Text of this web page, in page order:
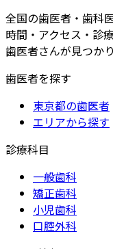
全国の歯医者・歯科
時間・アクセス・診
歯医者さんが見つかり
歯医者を探す
東京都の歯医者
エリアから探す
診療科目
一般歯科
矯正歯科
小児歯科
口腔外科